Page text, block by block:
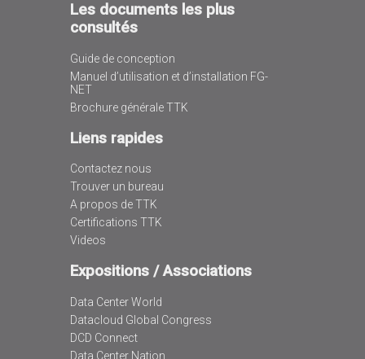
Les documents les plus
consultés
Guide de conception
Manuel d’utilisation et d’installation FG-
NET
Brochure générale TTK
Liens rapides
Contactez nous
Trouver un bureau
A propos de TTK
Certifications TTK
Videos
Expositions / Associations
Data Center World
Datacloud Global Congress
DCD Connect
Data Center Nation